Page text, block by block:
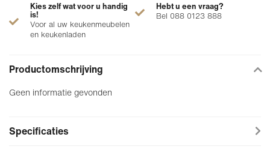
Kies zelf wat voor u handig
is!
Voor al uw keukenmeubelen
en keukenladen
Hebt u een vraag?
Bel 088 0123 888
Productomschrijving
Geen informatie gevonden
Specificaties